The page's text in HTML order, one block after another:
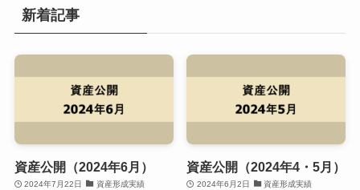
新着記事
資産公開（2024年6月）
2024年7月22日 資産形成実績
資産公開（2024年4・5月）
2024年6月2日 資産形成実績